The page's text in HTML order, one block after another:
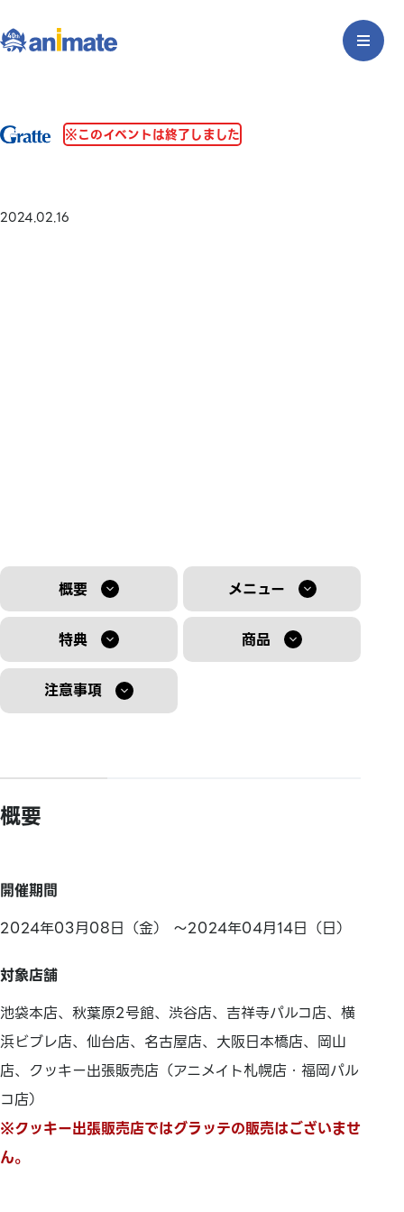
※このイベントは終了しました
2024.02.16
概要 メニュー
特典 商品
注意事項
概要
開催期間
2024年03月08日（金） ～2024年04月14日（日）
対象店舗
池袋本店、秋葉原2号館、渋谷店、吉祥寺パルコ店、横
浜ビブレ店、仙台店、名古屋店、大阪日本橋店、岡山
店、クッキー出張販売店（アニメイト札幌店・福岡パル
コ店）
※クッキー出張販売店ではグラッテの販売はございませ
ん。